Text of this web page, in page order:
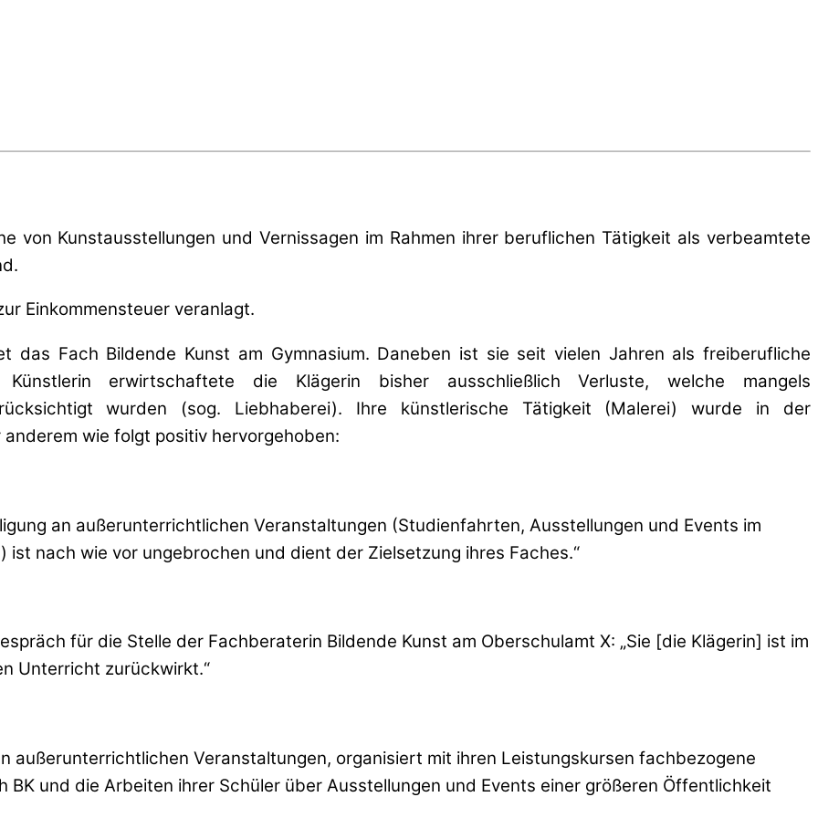
von Kunstausstellungen und Vernissagen im Rahmen ihrer beruflichen Tätigkeit als verbeamtete
Einkommensteuer veranlagt.
das Fach Bildende Kunst am Gymnasium. Daneben ist sie seit vielen Jahren als freiberufliche
erwirtschaftete die Klägerin bisher ausschließlich Verluste, welche mangels
wurden (sog. Liebhaberei). Ihre künstlerische Tätigkeit (Malerei) wurde in der
wie folgt positiv hervorgehoben:
an außerunterrichtlichen Veranstaltungen (Studienfahrten, Ausstellungen und Events im
nach wie vor ungebrochen und dient der Zielsetzung ihres Faches.“
für die Stelle der Fachberaterin Bildende Kunst am Oberschulamt X: „Sie [die Klägerin] ist im
Unterricht zurückwirkt.“
außerunterrichtlichen Veranstaltungen, organisiert mit ihren Leistungskursen fachbezogene
und die Arbeiten ihrer Schüler über Ausstellungen und Events einer größeren Öffentlichkeit